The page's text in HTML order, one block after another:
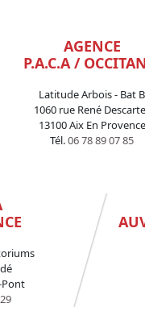
AGENCE
P.A.C.A /
Latitude Arbois - Bat B
1060 rue René
13100 Aix En Provence
Tél.06 78 89 07 85
Pont